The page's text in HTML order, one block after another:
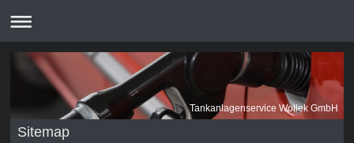
Tankanlagenservice Wollek GmbH
Sitemap